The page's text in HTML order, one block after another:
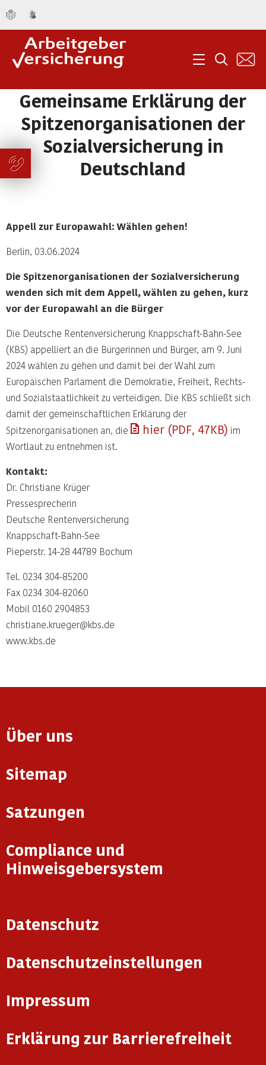
Menü Suche
Gemeinsame Erklärung der
Spitzenorganisationen der
Sozialversicherung in
Deutschland
Appell zur Europawahl: Wählen gehen!
Berlin, 03.06.2024
Die Spitzenorganisationen der Sozialversicherung
wenden sich mit dem Appell, wählen zu gehen, kurz
vor der Europawahl an die Bürger
Die Deutsche Rentenversicherung Knappschaft-Bahn-See
(KBS) appelliert an die Bürgerinnen und Bürger, am 9. Juni
2024 wählen zu gehen und damit bei der Wahl zum
Europäischen Parlament die Demokratie, Freiheit, Rechts-
und Sozialstaatlichkeit zu verteidigen. Die KBS schließt sich
damit der gemeinschaftlichen Erklärung der
Spitzenorganisationen an, die
hier (PDF, 47KB) im
Wortlaut zu entnehmen ist.
Kontakt:
Dr. Christiane Krüger
Pressesprecherin
Deutsche Rentenversicherung
Knappschaft-Bahn-See
Pieperstr. 14-28 44789 Bochum
Tel. 0234 304-85200
Fax 0234 304-82060
Mobil 0160 2904853
christiane.krueger@kbs.de
www.kbs.de
Über uns
Sitemap
Satzungen
Compliance und
Hinweisgebersystem
Datenschutz
Datenschutzeinstellungen
Impressum
Erklärung zur Barrierefreiheit